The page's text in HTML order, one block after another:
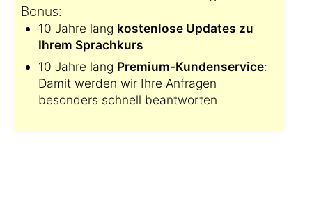
Bonus:
10 Jahre lang kostenlose Updates zu
Ihrem Sprachkurs
10 Jahre lang Premium-Kundenservice:
Damit werden wir Ihre Anfragen
besonders schnell beantworten